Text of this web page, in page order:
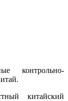
контрольно-
китайский